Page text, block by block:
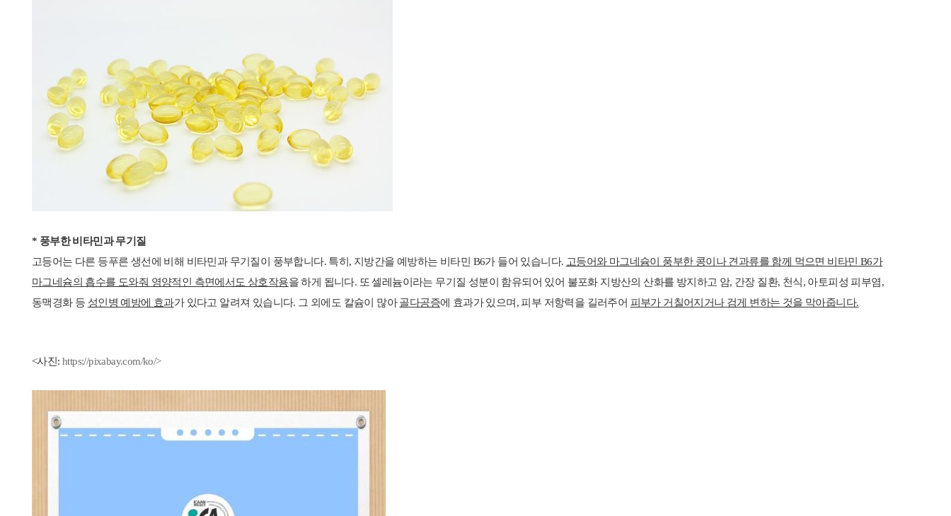
* 풍부한 비타민과 무기질
고등어는 다른 등푸른 생선에 비해 비타민과 무기질이 풍부합니다. 특히, 지방간을 예방하는 비타민 B6가 들어 있습니다. 고등어와 마그네슘이 풍부한 콩이나 견과류를 함께 먹으면 비타민 B6가
마그네슘의 흡수를 도와줘 영양적인 측면에서도 상호작용을 하게 됩니다. 또 셀레늄이라는 무기질 성분이 함유되어 있어 불포화 지방산의 산화를 방지하고 암, 간장 질환, 천식, 아토피성 피부염,
동맥경화 등 성인병 예방에 효과가 있다고 알려져 있습니다. 그 외에도 칼슘이 많아골다공증에 효과가 있으며, 피부 저항력을 길러주어 피부가 거칠어지거나 검게 변하는 것을 막아줍니다.
<사진: https://pixabay.com/ko/>